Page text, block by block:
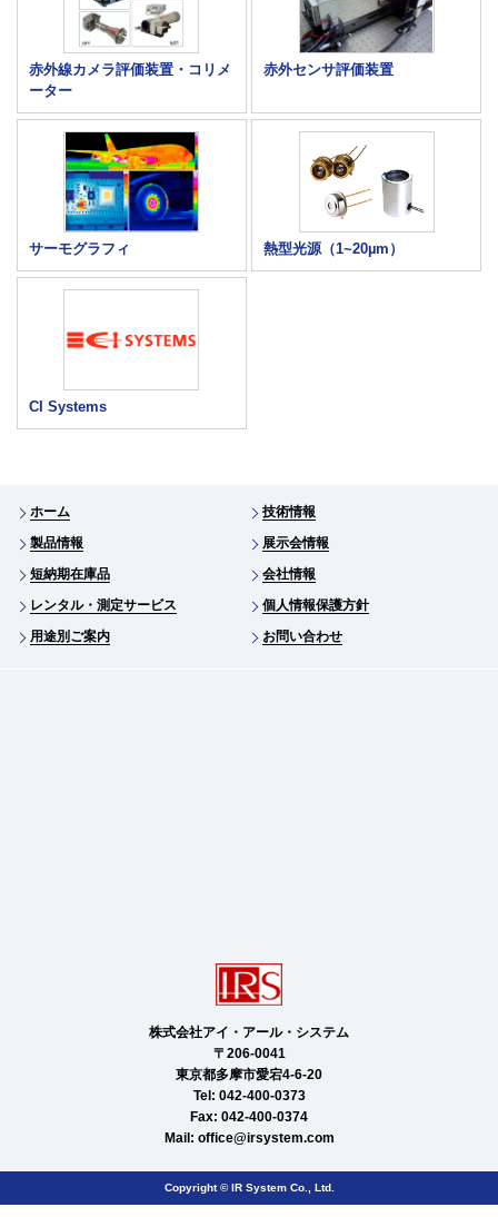
赤外線カメラ評価装置・コリメ
ーター
赤外センサ評価装置
サーモグラフィ 熱型光源（1~20µm）
CI Systems
ホーム
技術情報
製品情報
展示会情報
短納期在庫品
会社情報
レンタル・測定サービス
個人情報保護方針
用途別ご案内
お問い合わせ
株式会社アイ・アール・システム
〒206-0041
東京都多摩市愛宕4-6-20
Tel: 042-400-0373
Fax: 042-400-0374
Mail: office@irsystem.com
Copyright © IR System Co., Ltd.